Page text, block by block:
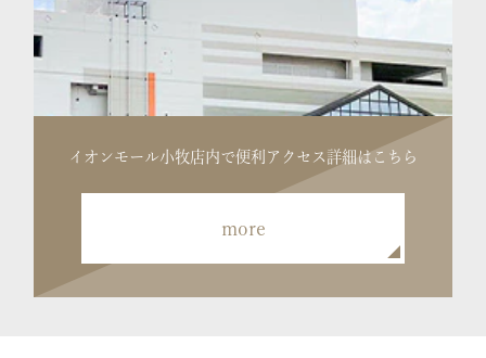
イオンモール小牧店内で便利 アクセス詳細はこちら
more